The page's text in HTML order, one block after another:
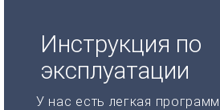
Инструкция по
эксплуатации
У нас есть легкая